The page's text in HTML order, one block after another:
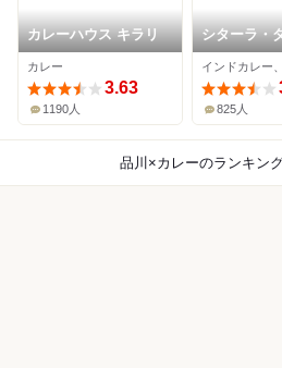
カレーハウス キラリ
カレー
3.63
1190人
シターラ・
エキュート
インドカレー
825人
品川×カレーのランキン